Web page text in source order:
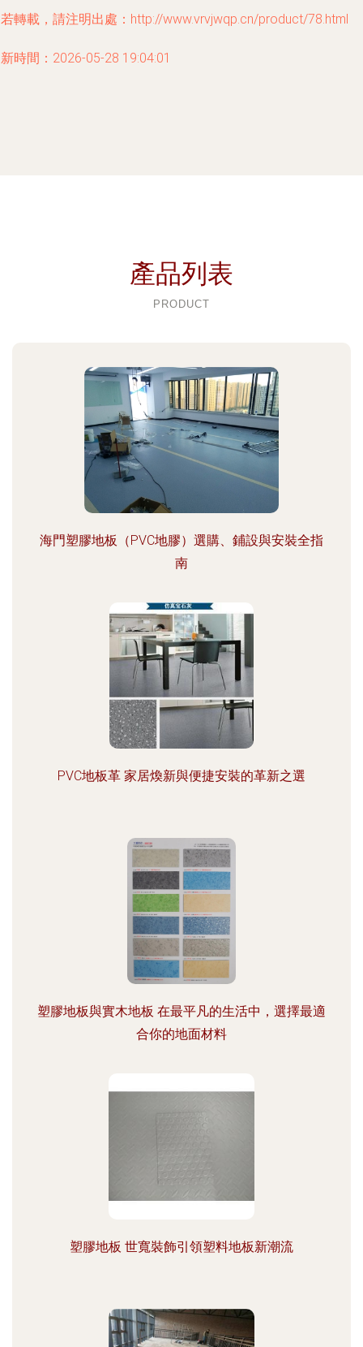
轉載，請注明出處：http://www.vrvjwqp.cn/product/78.html
時間：2026-05-28 19:04:01
產品列表
PRODUCT
海門塑膠地板（PVC地膠）選購、鋪設與安裝全指
南
PVC地板革 家居煥新與便捷安裝的革新之選
塑膠地板與實木地板 在最平凡的生活中，選擇最適
合你的地面材料
塑膠地板 世寬裝飾引領塑料地板新潮流